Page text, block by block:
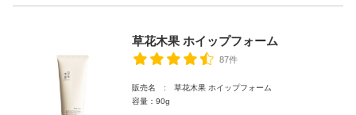
草花木果 ホイップフォーム
87件
販売名 : 草花木果 ホイップフォーム
容量：90g